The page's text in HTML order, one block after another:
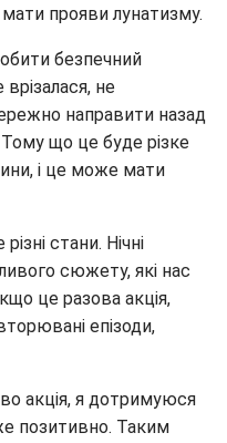
прояви лунатизму.
безпечний
не
направити назад
що це буде різке
і це може мати
стани. Нічні
сюжету, які нас
це разова акція,
епізоди,
акція, я дотримуюся
позитивно. Таким